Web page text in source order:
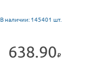
В наличии: 145401 шт.
638.90